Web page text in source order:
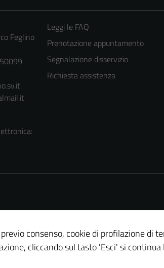
Feglino
Leggi le FAQ
Prenotazione appuntamento
Segnalazione disservizio
Richiesta assistenza
consenso, cookie di profilazione di
cliccando sul tasto 'Esci' si